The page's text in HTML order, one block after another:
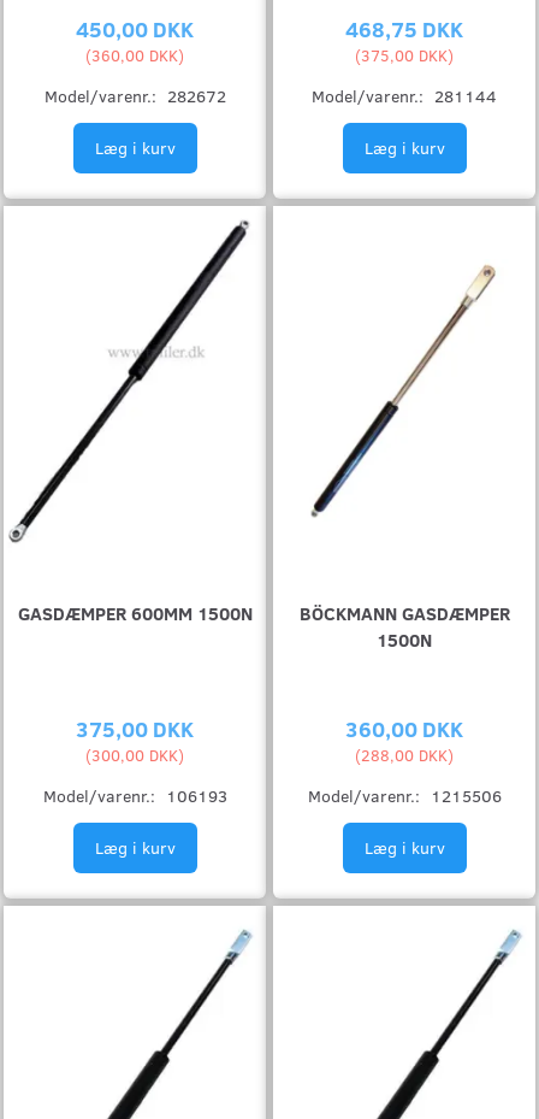
450,00 DKK
(360,00 DKK)
Model/varenr.: 282672
Læg i kurv
468,75 DKK
(375,00 DKK)
Model/varenr.: 281144
Læg i kurv
GASDÆMPER 600MM 1500N
375,00 DKK
(300,00 DKK)
Model/varenr.: 106193
Læg i kurv
BÖCKMANN GASDÆMPER
1500N
360,00 DKK
(288,00 DKK)
Model/varenr.: 1215506
Læg i kurv